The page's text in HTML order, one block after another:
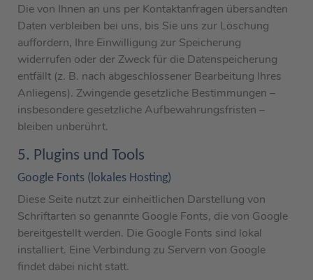
Die von Ihnen an uns per Kontaktanfragen übersandten
Daten verbleiben bei uns, bis Sie uns zur Löschung
auffordern, Ihre Einwilligung zur Speicherung
widerrufen oder der Zweck für die Datenspeicherung
entfällt (z. B. nach abgeschlossener Bearbeitung Ihres
Anliegens). Zwingende gesetzliche Bestimmungen –
insbesondere gesetzliche Aufbewahrungsfristen –
bleiben unberührt.
5. Plugins und Tools
Google Fonts (lokales Hosting)
Diese Seite nutzt zur einheitlichen Darstellung von
Schriftarten so genannte Google Fonts, die von Google
bereitgestellt werden. Die Google Fonts sind lokal
installiert. Eine Verbindung zu Servern von Google
findet dabei nicht statt.